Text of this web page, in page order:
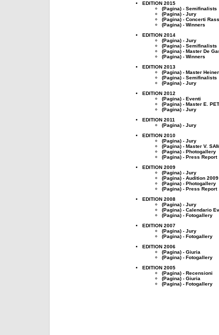
EDITION 2015
(Pagina) - Semifinalists
(Pagina) - Jury
(Pagina) - Concerti
(Pagina) - Winners
EDITION 2014
(Pagina) - Jury
(Pagina) - Semifinalists
(Pagina) - Master De
(Pagina) - Winners
EDITION 2013
(Pagina) - Master
(Pagina) - Semifinalists
(Pagina) - Jury
EDITION 2012
(Pagina) - Eventi
(Pagina) - Master E.
(Pagina) - Jury
EDITION 2011
(Pagina) - Jury
EDITION 2010
(Pagina) - Jury
(Pagina) - Master V.
(Pagina) - Photogallery
(Pagina) - Press Report
EDITION 2009
(Pagina) - Jury
(Pagina) - Audition 2009
(Pagina) - Photogallery
(Pagina) - Press Report
EDITION 2008
(Pagina) - Jury
(Pagina) - Calendario
(Pagina) - Fotogallery
EDITION 2007
(Pagina) - Jury
(Pagina) - Fotogallery
EDITION 2006
(Pagina) - Giuria
(Pagina) - Fotogallery
EDITION 2005
(Pagina) - Recensioni
(Pagina) - Giuria
(Pagina) - Fotogallery